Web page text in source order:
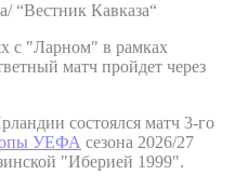
“Вестник Кавказа“
с "Ларном" в рамках
матч пройдет через
состоялся матч 3-го
УЕФА сезона 2026/27
"Иберией 1999".